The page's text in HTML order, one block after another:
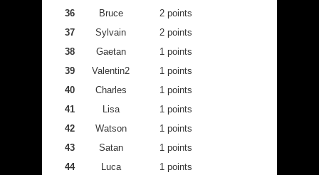
36
Bruce
2 points
37
Sylvain
2 points
38
Gaetan
1 points
39
Valentin2
1 points
40
Charles
1 points
41
Lisa
1 points
42
Watson
1 points
43
Satan
1 points
44
Luca
1 points